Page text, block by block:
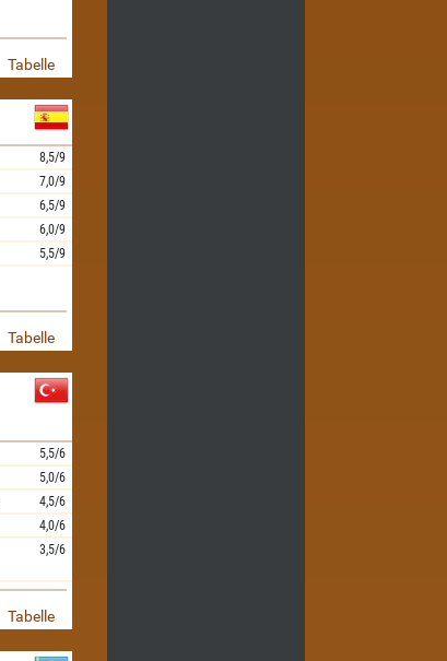
Tabelle
8,5/9
7,0/9
6,5/9
6,0/9
5,5/9
Tabelle
5,5/6
5,0/6
4,5/6
4,0/6
3,5/6
Tabelle